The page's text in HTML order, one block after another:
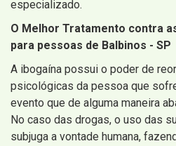
especializado.
O Melhor Tratamento contra
para pessoas de Balbinos - SP
A ibogaína possui o poder de
psicológicas da pessoa que
evento que de alguma maneira
No caso das drogas, o uso das
subjuga a vontade humana,